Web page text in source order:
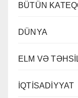
BÜTÜN
DÜNYA
ELM VƏ
İQTİSADİYYAT